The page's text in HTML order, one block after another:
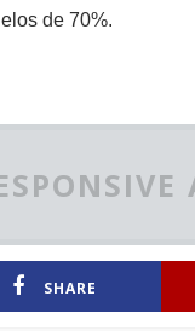
de 70%.
SHARE